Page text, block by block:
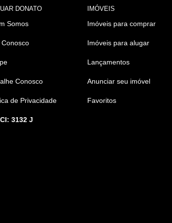
DONATO
Somos
Conosco
Conosco
de Privacidade
3132 J
IMÓVEIS
Imóveis para comprar
Imóveis para alugar
Lançamentos
Anunciar seu imóvel
Favoritos